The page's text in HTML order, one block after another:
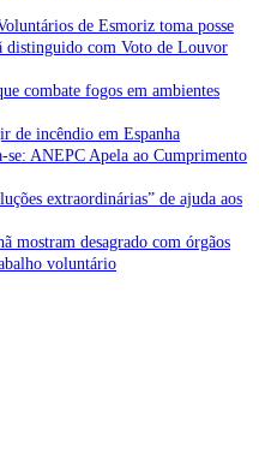
de Esmoriz toma posse
distinguido com Voto de Louvor
combate fogos em ambientes
de incêndio em Espanha
ANEPC Apela ao Cumprimento
extraordinárias” de ajuda aos
mostram desagrado com órgãos
voluntário